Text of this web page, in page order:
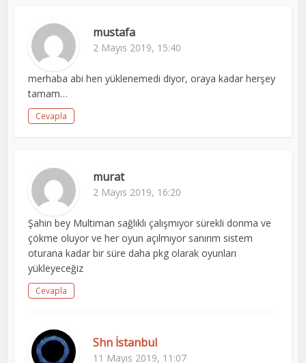
mustafa
2 Mayıs 2019, 15:40
merhaba abi hen yüklenemedi diyor, oraya kadar herşey
tamam…
Cevapla
murat
2 Mayıs 2019, 16:20
Şahin bey Multiman sağlıklı çalışmıyor sürekli donma ve
çökme oluyor ve her oyun açılmıyor sanırım sistem
oturana kadar bir süre daha pkg olarak oyunları
yükleyeceğiz
Cevapla
Shn İstanbul
11 Mayıs 2019, 11:07